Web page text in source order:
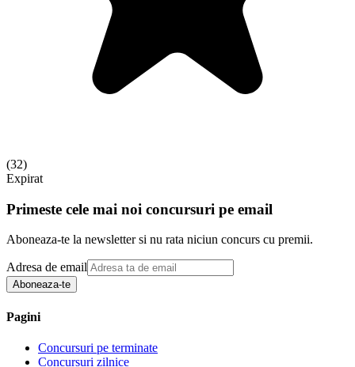
(32)
Expirat
Primeste cele mai noi concursuri pe email
Aboneaza-te la newsletter si nu rata niciun concurs cu premii.
Adresa de email
Aboneaza-te
Pagini
Concursuri pe terminate
Concursuri zilnice